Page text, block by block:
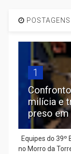
1
milícia e
preso
Equipes do
no Morro da